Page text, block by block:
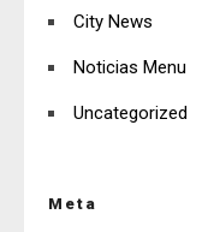
City News
Noticias Menu
Uncategorized
Meta